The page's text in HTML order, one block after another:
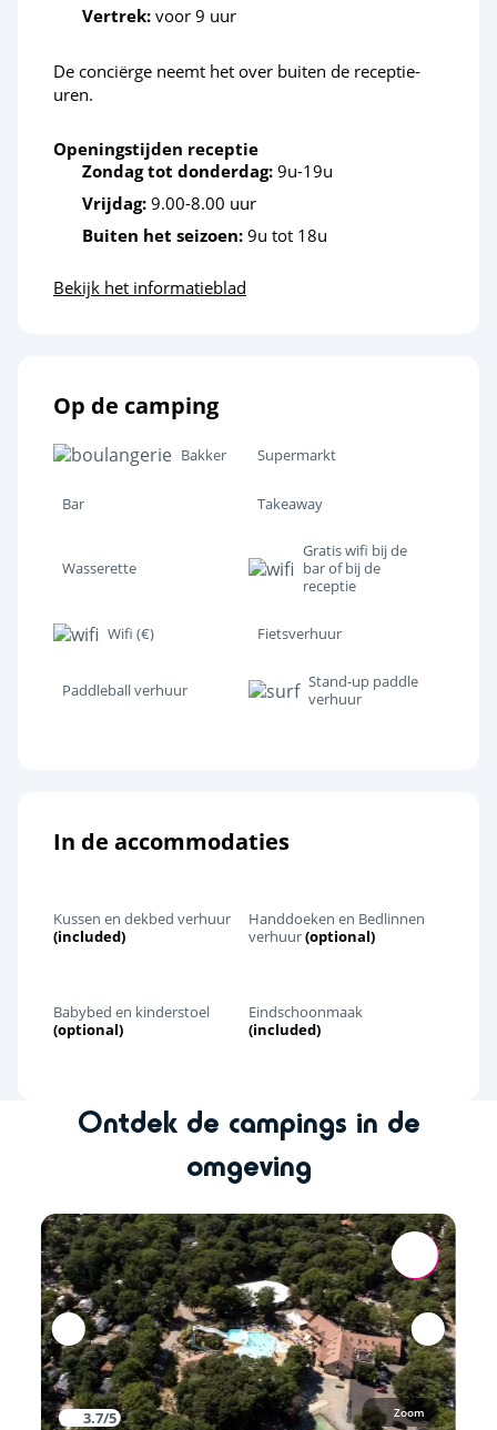
Ontspanning en welzijn
Strand op korte afstand
Cultuur en erfgoed
Vertrek: voor 9 uur
De conciërge neemt het over buiten de receptie-
uren.
Openingstijden receptie
Zondag tot donderdag: 9u-19u
Vrijdag: 9.00-8.00 uur
Buiten het seizoen: 9u tot 18u
Bekijk het informatieblad
Op de camping
Bakker Supermarkt
Bar Takeaway
Wasserette
Gratis wifi bij de
bar of bij de
receptie
Wifi (€) Fietsverhuur
Paddleball verhuur
Stand-up paddle
verhuur
In de accommodaties
Kussen en dekbed verhuur
(included)
Handdoeken en Bedlinnen
verhuur(optional)
Babybed en kinderstoel
(optional)
Eindschoonmaak
(included)
Ontdek de campings in de
omgeving
3.7/5 Zoom